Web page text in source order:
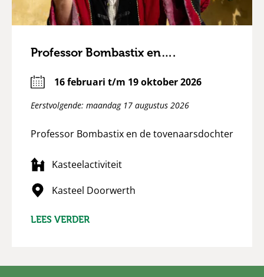
Professor Bombastix en….
16 februari t/m 19 oktober 2026
Eerstvolgende: maandag 17 augustus 2026
Professor Bombastix en de tovenaarsdochter
Kasteelactiviteit
Kasteel Doorwerth
LEES VERDER